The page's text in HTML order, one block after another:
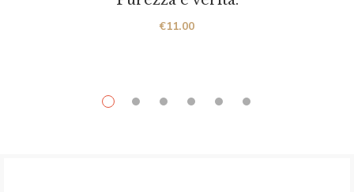
€11.00